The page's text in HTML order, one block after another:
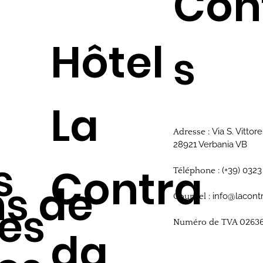
s
Adresse : Via S.
28921 Verbania VB
Téléphone : (+39)
Courriel :
Numéro de TVA
de
Hôtel
La
Contra